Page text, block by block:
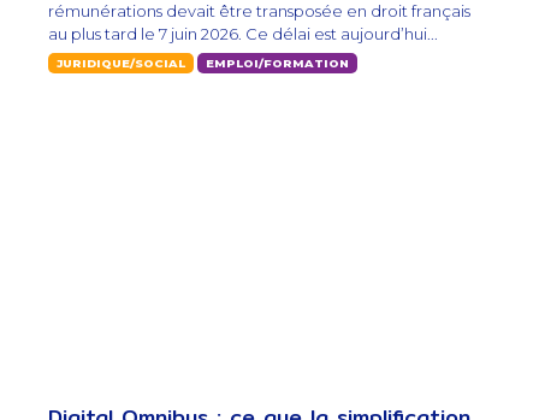
rémunérations devait être transposée en droit français
au plus tard le 7 juin 2026. Ce délai est aujourd’hui...
JURIDIQUE/SOCIAL EMPLOI/FORMATION